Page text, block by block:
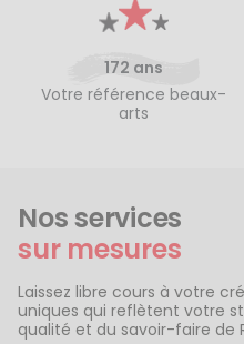
172 ans
Votre référence beaux-
arts
Nos services
sur mesures
Laissez libre cours à votre
uniques qui reflètent votre
qualité et du savoir-faire de